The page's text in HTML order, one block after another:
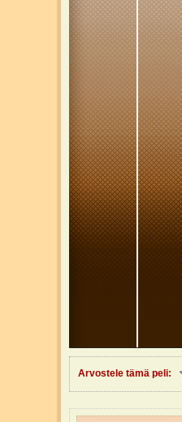
Arvostele tämä peli: